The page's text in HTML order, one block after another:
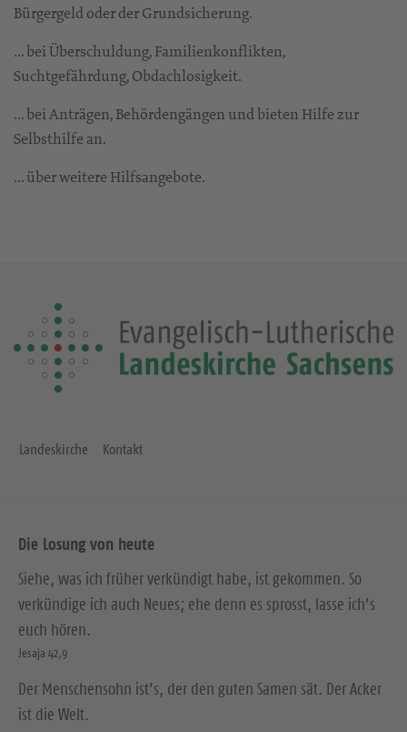
Bürgergeld oder der Grundsicherung.
… bei Überschuldung, Familienkonflikten,
Suchtgefährdung, Obdachlosigkeit.
… bei Anträgen, Behördengängen und bieten Hilfe zur
Selbsthilfe an.
… über weitere Hilfsangebote.
Landeskirche Kontakt
Die Losung von heute
Siehe, was ich früher verkündigt habe, ist gekommen. So
verkündige ich auch Neues; ehe denn es sprosst, lasse ich’s
euch hören.
Jesaja 42,9
Der Menschensohn ist’s, der den guten Samen sät. Der Acker
ist die Welt.